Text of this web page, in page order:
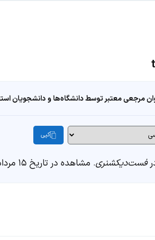
مرجعی معتبر توسط دانشگاه‌ها و دانشجویان
کپی
فست‌دیکشنری. مشاهده در تاریخ ۱۵ مرداد ۱۴۰۵، از https://fastdic.com/word/telemeter